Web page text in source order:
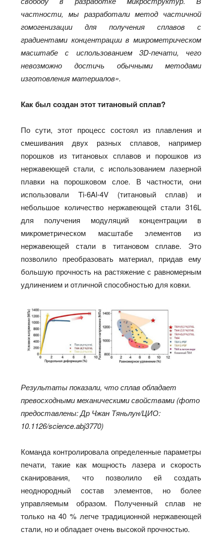
частности, мы разработали метод частичной
гомогенизации для получения сплавов с
градиентами концентрации в микрометрическом
масштабе с использованием 3D-печати, чего
невозможно достичь обычными методами
изготовления материалов».
Как был создан этот титановый сплав?
По сути, этот процесс состоял из плавления и
смешивания двух разных сплавов, например
порошков из титановых сплавов и порошков из
нержавеющей стали, с использованием лазерной
плавки на порошковом слое. В частности, они
использовали Ti-6Al-4V (титановый сплав) и
небольшое количество нержавеющей стали 316L
для получения модуляций концентрации в
микрометрическом масштабе элементов из
нержавеющей стали в титановом сплаве. Это
позволило преобразовать материал, придав ему
большую прочность на растяжение с равномерным
удлинением и отличной способностью для ковки.
Результаты показали, что сплав обладает
превосходными механическими свойствами (фото
предоставлены: Др Чжан Тяньлун/ЦИО:
10.1126/science.abj3770)
Команда контролировала определенные параметры
печати, такие как мощность лазера и скорость
сканирования, что позволило ей создать
неоднородный состав элементов, но более
управляемым образом. Полученный сплав не
только на 40 % легче традиционной нержавеющей
стали, но и обладает очень высокой прочностью.